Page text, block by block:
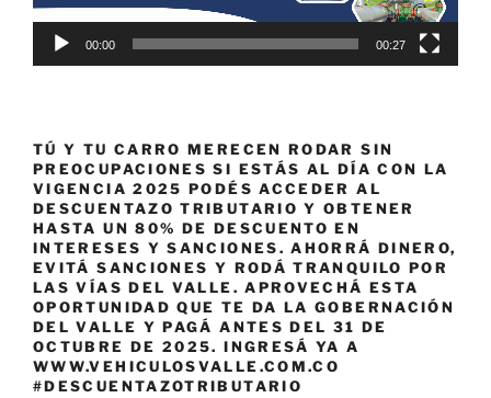
00:00 00:27
TÚ Y TU CARRO MERECEN RODAR SIN
PREOCUPACIONES SI ESTÁS AL DÍA CON LA
VIGENCIA 2025 PODÉS ACCEDER AL
DESCUENTAZO TRIBUTARIO Y OBTENER
HASTA UN 80% DE DESCUENTO EN
INTERESES Y SANCIONES. AHORRÁ DINERO,
EVITÁ SANCIONES Y RODÁ TRANQUILO POR
LAS VÍAS DEL VALLE. APROVECHÁ ESTA
OPORTUNIDAD QUE TE DA LA GOBERNACIÓN
DEL VALLE Y PAGÁ ANTES DEL 31 DE
OCTUBRE DE 2025. INGRESÁ YA A
WWW.VEHICULOSVALLE.COM.CO
#DESCUENTAZOTRIBUTARIO